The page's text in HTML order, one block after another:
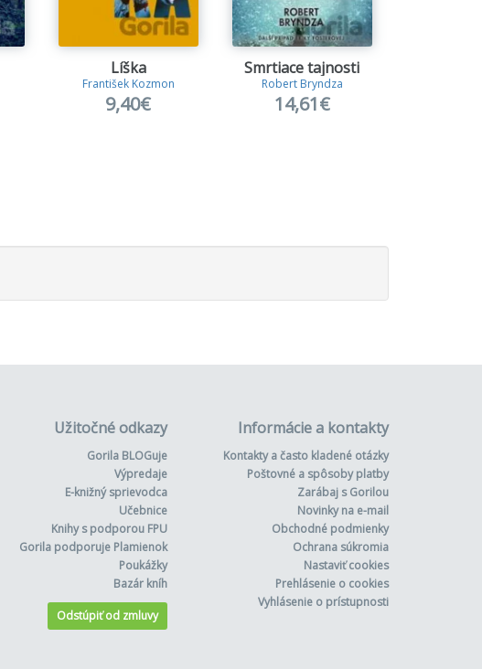
Líška
František Kozmon
9,40€
Smrtiace tajnosti
Robert Bryndza
14,61€
Užitočné odkazy
Gorila BLOGuje
Výpredaje
E-knižný sprievodca
Učebnice
Knihy s podporou FPU
Gorila podporuje Plamienok
Poukážky
Bazár kníh
Odstúpiť od zmluvy
Informácie a kontakty
Kontakty a často kladené otázky
Poštovné a spôsoby platby
Zarábaj s Gorilou
Novinky na e-mail
Obchodné podmienky
Ochrana súkromia
Nastaviť cookies
Prehlásenie o cookies
Vyhlásenie o prístupnosti